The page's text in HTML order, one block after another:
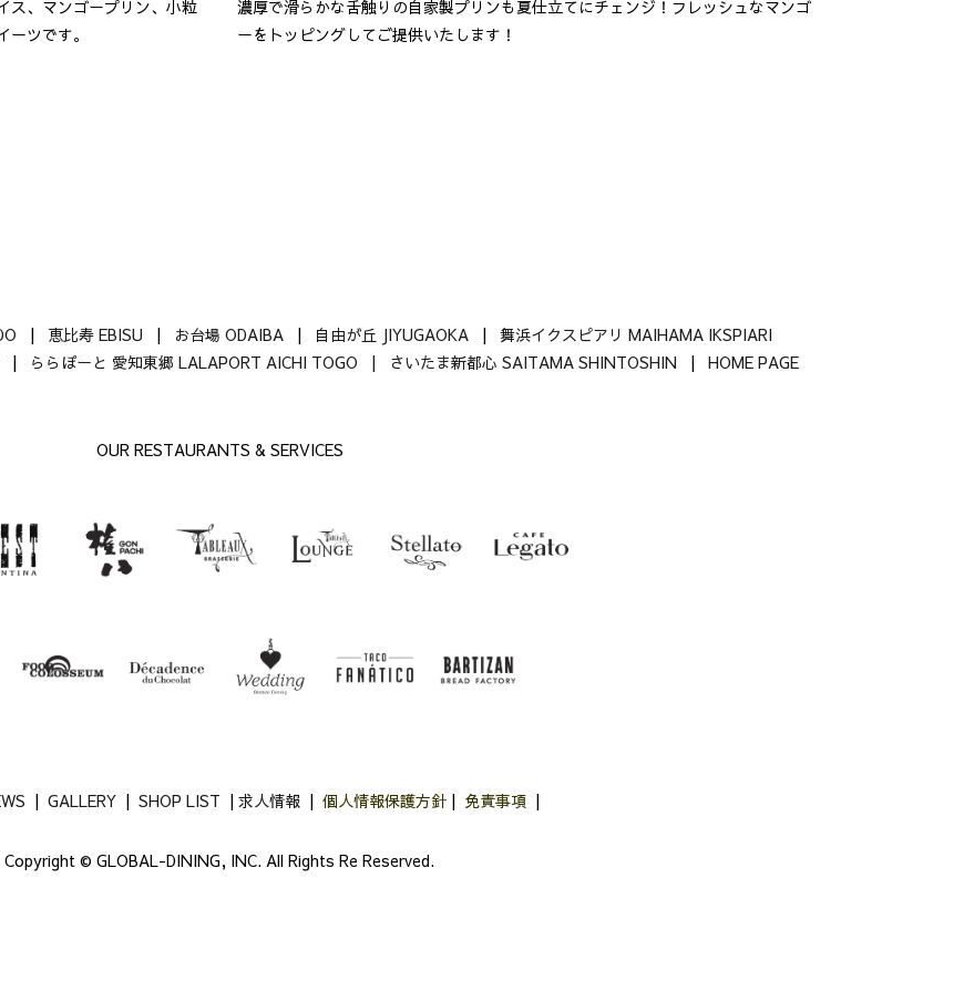
ス、マンゴープリン、小粒
ツです。
濃厚で滑らかな舌触りの自家製プリンも夏仕立てにチェンジ！フレッシュなマンゴ
ーをトッピングしてご提供いたします！
| 恵比寿 EBISU | お台場 ODAIBA | 自由が丘 JIYUGAOKA | 舞浜イクスピアリ MAIHAMA IKSPIARI
| ららぽーと 愛知東郷 LALAPORT AICHI TOGO | さいたま新都心 SAITAMA SHINTOSHIN | HOME PAGE
OUR RESTAURANTS & SERVICES
| GALLERY | SHOP LIST | 求人情報 | 個人情報保護方針 | 免責事項 |
Copyright © GLOBAL-DINING, INC. All Rights Re Reserved.